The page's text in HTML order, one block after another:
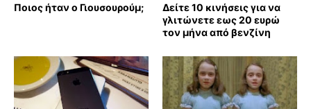
Ποιος ήταν ο Γιουσουρούμ;
Δείτε 10 κινήσεις για να
γλιτώνετε εως 20 ευρώ
τον μήνα από βενζίνη